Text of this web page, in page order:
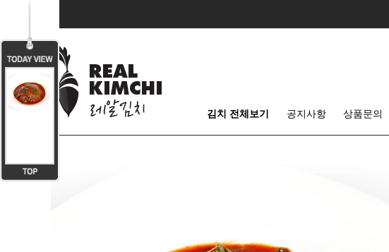
김치 전체보기 공지사항 상품문의